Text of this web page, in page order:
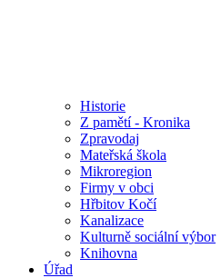
Historie
Z pamětí - Kronika
Zpravodaj
Mateřská škola
Mikroregion
Firmy v obci
Hřbitov Kočí
Kanalizace
Kulturně sociální výbor
Knihovna
Úřad